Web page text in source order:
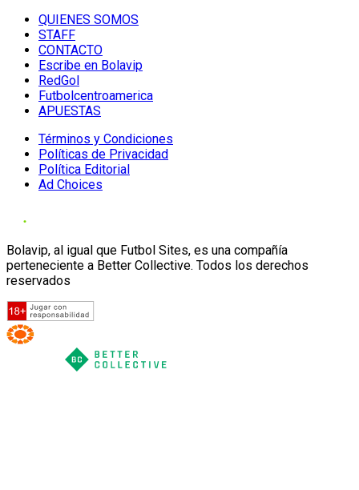
QUIENES SOMOS
STAFF
CONTACTO
Escribe en Bolavip
RedGol
Futbolcentroamerica
APUESTAS
Términos y Condiciones
Políticas de Privacidad
Política Editorial
Ad Choices
Bolavip, al igual que Futbol Sites, es una compañía
perteneciente a Better Collective. Todos los derechos
reservados